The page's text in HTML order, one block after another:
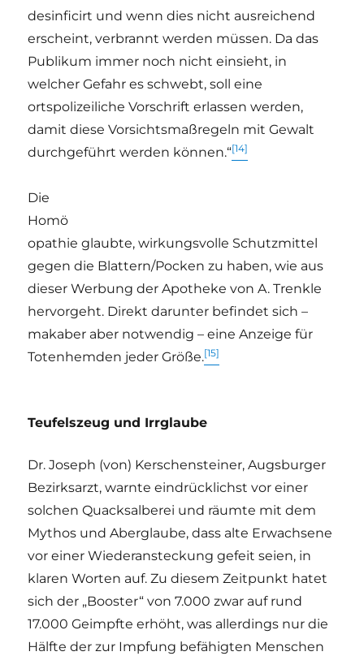
desinficirt und wenn dies nicht ausreichend
erscheint, verbrannt werden müssen. Da das
Publikum immer noch nicht einsieht, in
welcher Gefahr es schwebt, soll eine
ortspolizeiliche Vorschrift erlassen werden,
damit diese Vorsichtsmaßregeln mit Gewalt
durchgeführt werden können.“[14]
Die
Homö
opathie glaubte, wirkungsvolle Schutzmittel
gegen die Blattern/Pocken zu haben, wie aus
dieser Werbung der Apotheke von A. Trenkle
hervorgeht. Direkt darunter befindet sich –
makaber aber notwendig – eine Anzeige für
Totenhemden jeder Größe.[15]
Teufelszeug und Irrglaube
Dr. Joseph (von) Kerschensteiner, Augsburger
Bezirksarzt, warnte eindrücklichst vor einer
solchen Quacksalberei und räumte mit dem
Mythos und Aberglaube, dass alte Erwachsene
vor einer Wiederansteckung gefeit seien, in
klaren Worten auf. Zu diesem Zeitpunkt hatet
sich der „Booster“ von 7.000 zwar auf rund
17.000 Geimpfte erhöht, was allerdings nur die
Hälfte der zur Impfung befähigten Menschen